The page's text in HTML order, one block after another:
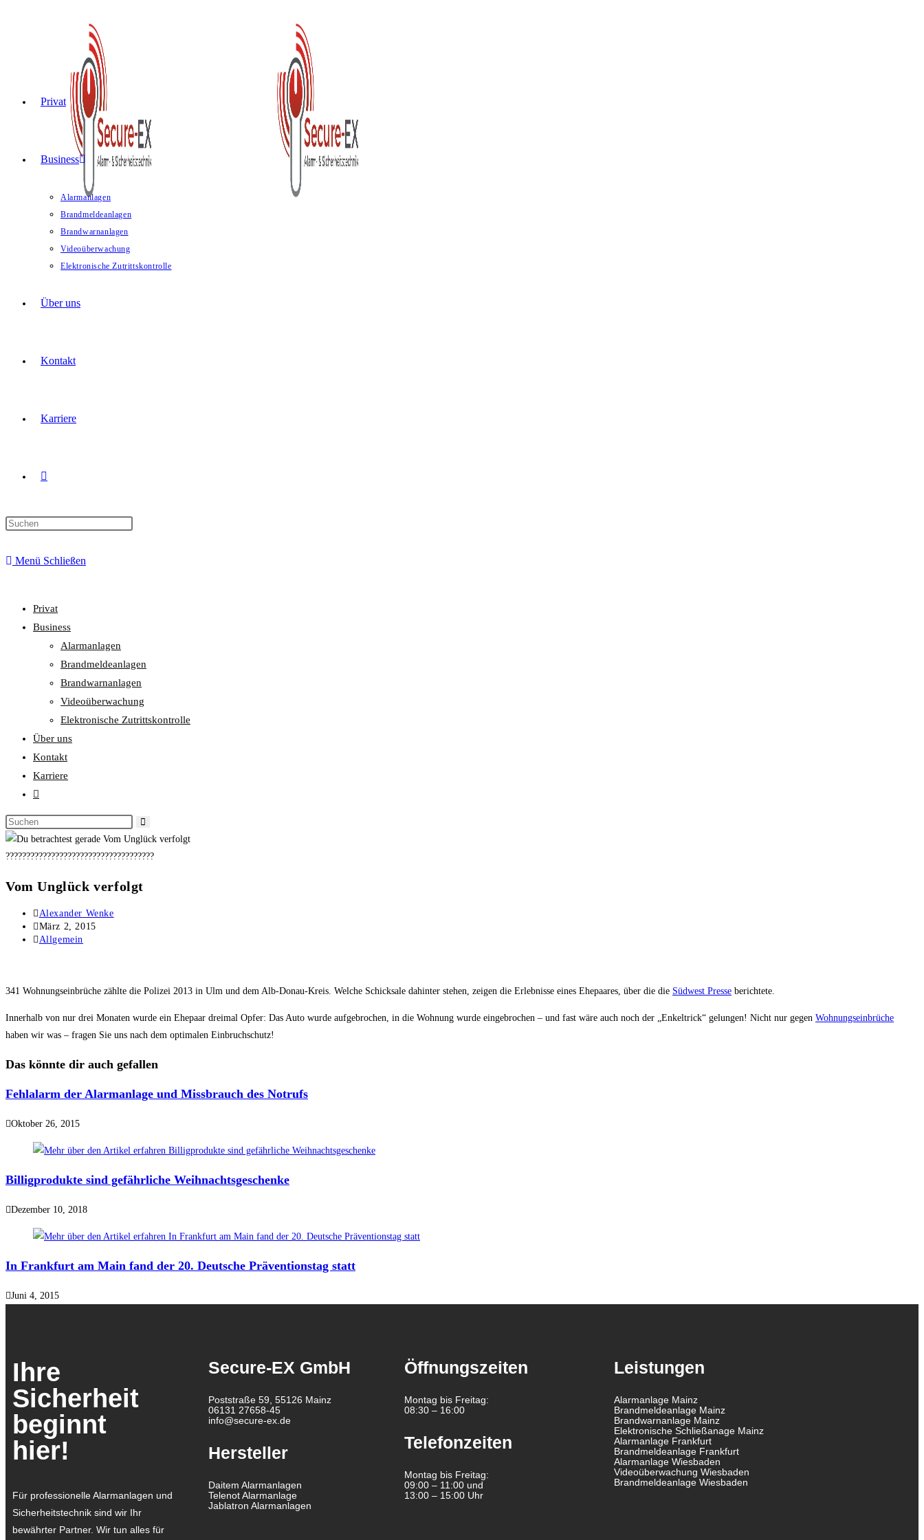
Privat
Business
Alarmanlagen
Brandmeldeanlagen
Brandwarnanlagen
Videoüberwachung
Elektronische Zutrittskontrolle
Über uns
Kontakt
Karriere
Menü Schließen
Privat
Business
Alarmanlagen
Brandmeldeanlagen
Brandwarnanlagen
Videoüberwachung
Elektronische Zutrittskontrolle
Über uns
Kontakt
Karriere
????????????????????????????????????
Vom Unglück verfolgt
Alexander Wenke
März 2, 2015
Allgemein
341 Wohnungseinbrüche zählte die Polizei 2013 in Ulm und dem Alb-Donau-Kreis. Welche Schicksale dahinter stehen, zeigen die Erlebnisse eines Ehepaares, über die die Südwest Presse berichtete.
Innerhalb von nur drei Monaten wurde ein Ehepaar dreimal Opfer: Das Auto wurde aufgebrochen, in die Wohnung wurde eingebrochen – und fast wäre auch noch der „Enkeltrick“ gelungen! Nicht nur gegen Wohnungseinbrüche
haben wir was – fragen Sie uns nach dem optimalen Einbruchschutz!
Das könnte dir auch gefallen
Fehlalarm der Alarmanlage und Missbrauch des Notrufs
Oktober 26, 2015
Billigprodukte sind gefährliche Weihnachtsgeschenke
Dezember 10, 2018
In Frankfurt am Main fand der 20. Deutsche Präventionstag statt
Juni 4, 2015
Ihre
Sicherheit
beginnt
hier!
Für professionelle Alarmanlagen und
Sicherheitstechnik sind wir Ihr
bewährter Partner. Wir tun alles für
Secure-EX GmbH
Poststraße 59, 55126 Mainz
06131 27658-45
info@secure-ex.de
Hersteller
Daitem Alarmanlagen
Telenot Alarmanlage
Jablatron Alarmanlagen
Öffnungszeiten
Montag bis Freitag:
08:30 – 16:00
Telefonzeiten
Montag bis Freitag:
09:00 – 11:00 und
13:00 – 15:00 Uhr
Leistungen
Alarmanlage Mainz
Brandmeldeanlage Mainz
Brandwarnanlage Mainz
Elektronische Schließanage Mainz
Alarmanlage Frankfurt
Brandmeldeanlage Frankfurt
Alarmanlage Wiesbaden
Videoüberwachung Wiesbaden
Brandmeldeanlage Wiesbaden